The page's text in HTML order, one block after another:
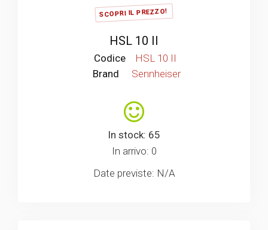
SCOPRI IL PREZZO!
HSL 10 II
Codice
HSL 10 II
Brand
Sennheiser
In stock: 65
In arrivo: 0
Date previste: N/A